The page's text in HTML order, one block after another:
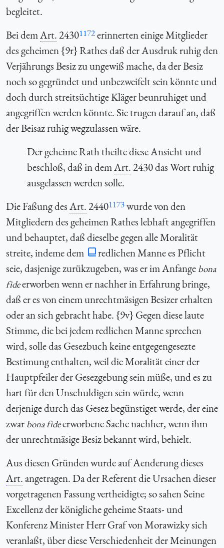
begleitet.
Bei demArt.24301172erinnerten einige Mitglieder
des geheimen {9r} Rathes daß der Ausdrukruhigden
Verjährungs Besiz zu ungewiß mache, da der Besiz
noch so gegründet und unbezweifelt sein könnte und
doch durch streitsüchtige Kläger beunruhiget und
angegriffen werden könnte. Sie trugen darauf an, daß
der Beisazruhigwegzulassen wäre.
Der geheime Rath theilte diese Ansicht und
beschloß, daß in demArt.2430 das Wortruhig
ausgelassen werden solle.
Die Faßung desArt.24401173wurde von den
Mitgliedern des geheimen Rathes lebhaft angegriffen
und behauptet, daß dieselbe gegen alle Moralität
streite, indeme dem
redlichen Manne es Pflicht
seie, dasjenige zurükzugeben, was er im Anfange bona
fideerworben wenn er nachher in Erfahrung bringe,
daß er es von einem unrechtmäsigen Besizer erhalten
oder an sich gebracht habe. {9v} Gegen diese laute
Stimme, die bei jedem redlichen Manne sprechen
wird, solle das Gesezbuch keine entgegengesezte
Bestimung enthalten, weil die Moralität einer der
Hauptpfeiler der Gesezgebung sein müße, und es zu
hart für den Unschuldigen sein würde, wenn
derjenige durch das Gesez begünstiget werde, der eine
zwar bona fideerworbene Sache nachher, wenn ihm
der unrechtmäsige Besiz bekannt wird, behielt.
Aus diesen Gründen wurde auf Aenderung dieses
Art.angetragen. Da der Referent die Ursachen dieser
vorgetragenen Fassung vertheidigte; so sahen Seine
Excellenz der königliche geheime Staats- und
Konferenz Minister Herr Graf von Morawizky sich
veranlaßt, über diese Verschiedenheit der Meinungen